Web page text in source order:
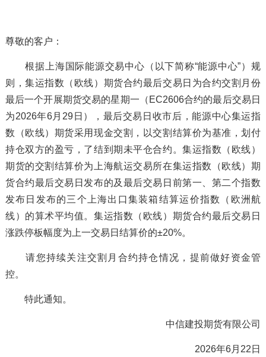
尊敬的客户：
根据上海国际能源交易中心（以下简称“能源中心”）规
则，集运指数（欧线）期货合约最后交易日为合约交割月份
最后一个开展期货交易的星期一（EC2606合约的最后交易日
为2026年6月29日），最后交易日收市后，能源中心集运指
数（欧线）期货采用现金交割，以交割结算价为基准，划付
持仓双方的盈亏，了结到期未平仓合约。集运指数（欧线）
期货的交割结算价为上海航运交易所在集运指数（欧线）期
货合约最后交易日发布的及最后交易日前第一、第二个指数
发布日发布的三个上海出口集装箱结算运价指数（欧洲航
线）的算术平均值。集运指数（欧线）期货合约最后交易日
涨跌停板幅度为上一交易日结算价的±20%。
请您持续关注交割月合约持仓情况，提前做好资金管
控。
特此通知。
中信建投期货有限公司
2026年6月22日